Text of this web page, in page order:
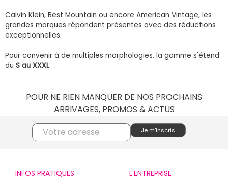
Calvin Klein, Best Mountain ou encore American Vintage, les
grandes marques répondent présentes avec des réductions
exceptionnelles.
Pour convenir à de multiples morphologies, la gamme s'étend
du S au XXXL.
POUR NE RIEN MANQUER DE NOS PROCHAINS
ARRIVAGES, PROMOS & ACTUS
INFOS PRATIQUES L'ENTREPRISE